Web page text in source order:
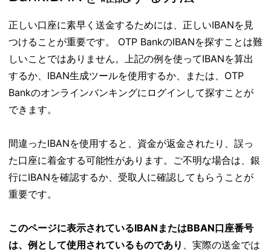
正しい口座に素早く送金するためには、正しいIBANを見
つけることが重要です。 OTP BankのIBANを探すことは難
しいことではありません。上記の例を使ってIBANを算出
するか、IBAN生成ツールを使用するか、または、OTP
Bankのオンラインバンキングにログインして探すことが
できます。
間違ったIBANを使用すると、資金が返金されたり、誤っ
た口座に着金する可能性があります。ご不明な場合は、銀
行にIBANを確認するか、受取人に確認してもらうことが
重要です。
このページに表示されているIBANまたはBBAN口座番号
は、例として使用されているものであり 、実際の送金では